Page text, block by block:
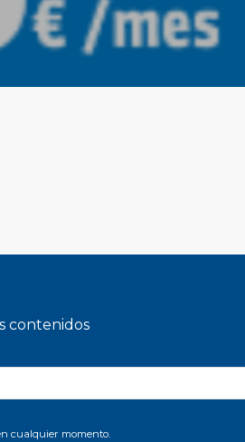
contenidos
cualquier momento.